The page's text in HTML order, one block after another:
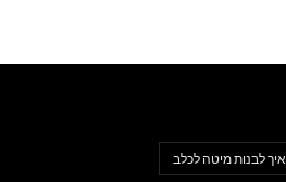
איך לבנות מיטה לכלב